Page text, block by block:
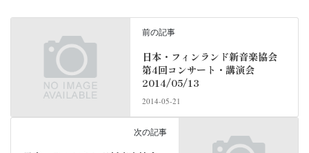
前の記事
日本・フィンランド新音楽協会
第4回コンサート・講演会
2014/05/13
2014-05-21
次の記事